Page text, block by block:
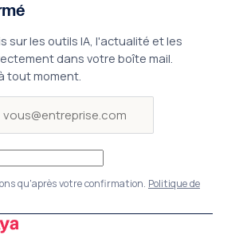
sur les outils IA, l'actualité et les
dans votre boîte mail.
tout moment.
qu'après votre confirmation. Politique de